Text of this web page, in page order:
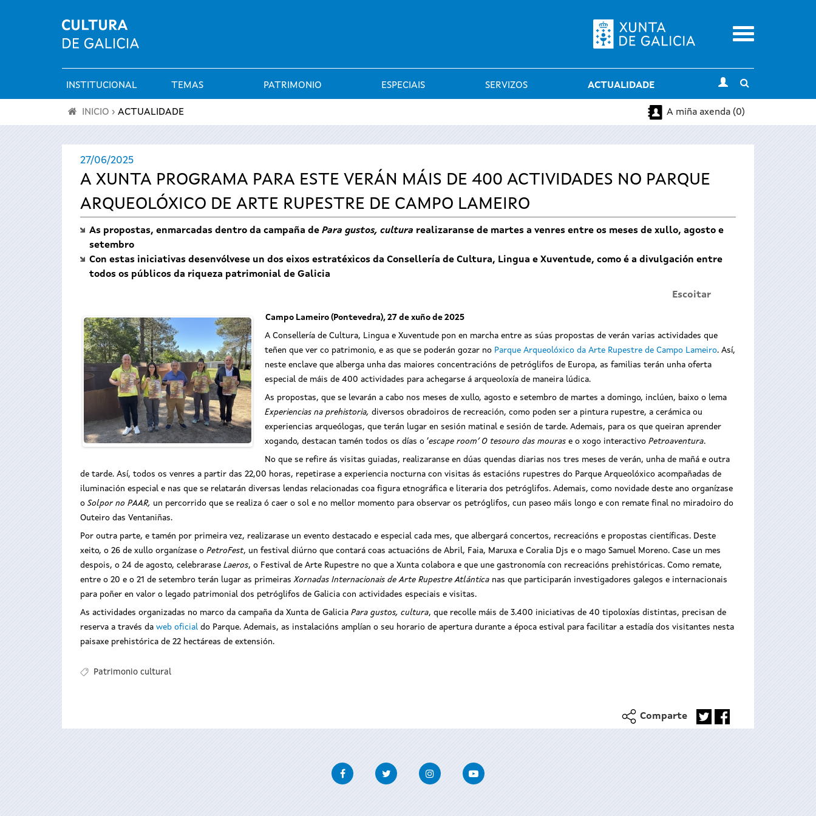
Menu
Menú
principal
INSTITUCIONAL TEMAS PATRIMONIO ESPECIAIS SERVIZOS ACTUALIDADE
search
está
INICIO › ACTUALIDADE A miña axenda (0)
27/06/2025
A XUNTA PROGRAMA PARA ESTE VERÁN MÁIS DE 400 ACTIVIDADES NO PARQUE
ARQUEOLÓXICO DE ARTE RUPESTRE DE CAMPO LAMEIRO
As propostas, enmarcadas dentro da campaña de Para gustos, cultura realizaranse de martes a venres entre os meses de xullo, agosto e
setembro
Con estas iniciativas desenvólvese un dos eixos estratéxicos da Consellería de Cultura, Lingua e Xuventude, como é a divulgación entre
todos os públicos da riqueza patrimonial de Galicia
Escoitar
Campo Lameiro (Pontevedra), 27 de xuño de 2025
A Consellería de Cultura, Lingua e Xuventude pon en marcha entre as súas propostas de verán varias actividades que
teñen que ver co patrimonio, e as que se poderán gozar no Parque Arqueolóxico da Arte Rupestre de Campo Lameiro. Así,
neste enclave que alberga unha das maiores concentracións de petróglifos de Europa, as familias terán unha oferta
especial de máis de 400 actividades para achegarse á arqueoloxía de maneira lúdica.
As propostas, que se levarán a cabo nos meses de xullo, agosto e setembro de martes a domingo, inclúen, baixo o lema
Experiencias na prehistoria, diversos obradoiros de recreación, como poden ser a pintura rupestre, a cerámica ou
experiencias arqueólogas, que terán lugar en sesión matinal e sesión de tarde. Ademais, para os que queiran aprender
xogando, destacan tamén todos os días o ‘escape room’ O tesouro das mouras e o xogo interactivo Petroaventura.
No que se refire ás visitas guiadas, realizaranse en dúas quendas diarias nos tres meses de verán, unha de mañá e outra
de tarde. Así, todos os venres a partir das 22,00 horas, repetirase a experiencia nocturna con visitas ás estacións rupestres do Parque Arqueolóxico acompañadas de
iluminación especial e nas que se relatarán diversas lendas relacionadas coa figura etnográfica e literaria dos petróglifos. Ademais, como novidade deste ano organízase
o Solpor no PAAR, un percorrido que se realiza ó caer o sol e no mellor momento para observar os petróglifos, cun paseo máis longo e con remate final no miradoiro do
Outeiro das Ventaniñas.
Por outra parte, e tamén por primeira vez, realizarase un evento destacado e especial cada mes, que albergará concertos, recreacións e propostas científicas. Deste
xeito, o 26 de xullo organízase o PetroFest, un festival diúrno que contará coas actuacións de Abril, Faia, Maruxa e Coralia Djs e o mago Samuel Moreno. Case un mes
despois, o 24 de agosto, celebrarase Laeros, o Festival de Arte Rupestre no que a Xunta colabora e que une gastronomía con recreacións prehistóricas. Como remate,
entre o 20 e o 21 de setembro terán lugar as primeirasXornadas Internacionais de Arte Rupestre Atlántica nas que participarán investigadores galegos e internacionais
para poñer en valor o legado patrimonial dos petróglifos de Galicia con actividades especiais e visitas.
As actividades organizadas no marco da campaña da Xunta de Galicia Para gustos, cultura, que recolle máis de 3.400 iniciativas de 40 tipoloxías distintas, precisan de
reserva a través da web oficial do Parque. Ademais, as instalacións amplían o seu horario de apertura durante a época estival para facilitar a estadía dos visitantes nesta
paisaxe prehistórica de 22 hectáreas de extensión.
Patrimonio cultural
Comparte
FacebookTwitter InstagramYoutube